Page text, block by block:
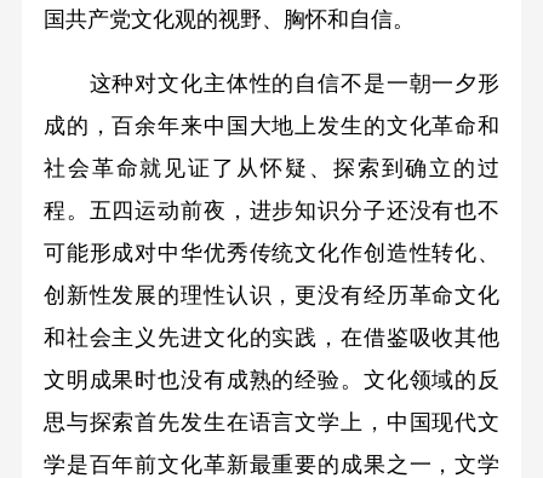
国共产党文化观的视野、胸怀和自信。
这种对文化主体性的自信不是一朝一夕形
成的，百余年来中国大地上发生的文化革命和
社会革命就见证了从怀疑、探索到确立的过
程。五四运动前夜，进步知识分子还没有也不
可能形成对中华优秀传统文化作创造性转化、
创新性发展的理性认识，更没有经历革命文化
和社会主义先进文化的实践，在借鉴吸收其他
文明成果时也没有成熟的经验。文化领域的反
思与探索首先发生在语言文学上，中国现代文
学是百年前文化革新最重要的成果之一，文学